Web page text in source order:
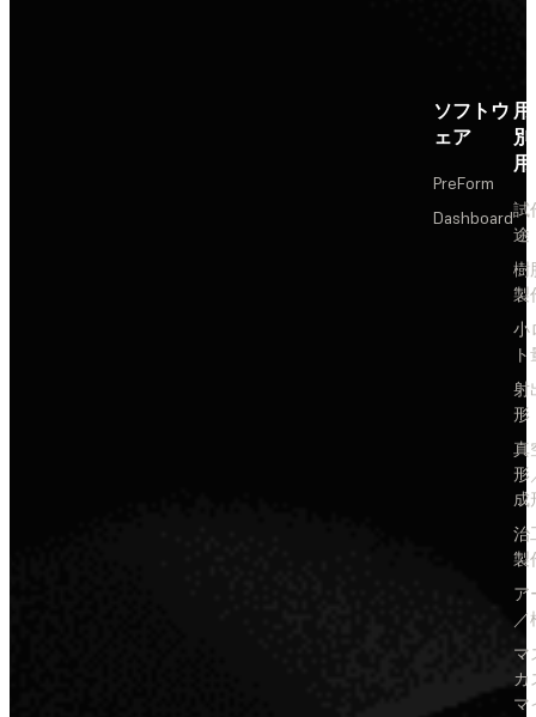
ソフトウ
ェア
PreForm
Dashboard試
途
樹
製
小
射
形
真
形
成
治
製
ア
／
マ
カ
マ